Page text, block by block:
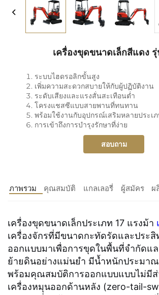
เครื่องขุดขนาดเล็กสีแดง รุ่
ระบบไฮดรอลิกขั้นสูง
เพิ่มความสะดวกสบายให้กับผู้ปฏิบัติงาน
ระดับเสียงและแรงสั่นสะเทือนต่ำ
โครงแชสซีแบบสายพานที่ทนทาน
พร้อมใช้งานกับอุปกรณ์เสริมหลายประเ
การเข้าถึงการบำรุงรักษาที่ง่าย
สอบถาม
ภาพรวม คุณสมบัติ แกลเลอรี่ ผู้สมัคร ผ
เครื่องขุดขนาดเล็กประเภท 17 แรงม้า
เครื่องจักรที่มีขนาดกะทัดรัดและประสิ
ออกแบบมาเพื่อการขุดในพื้นที่จำกัดแ
ย้ายดินอย่างแม่นยำ มีน้ำหนักประมาณ
พร้อมคุณสมบัติการออกแบบแบบไม่มีส่
เครื่องหมุนออกด้านหลัง (zero-tail-